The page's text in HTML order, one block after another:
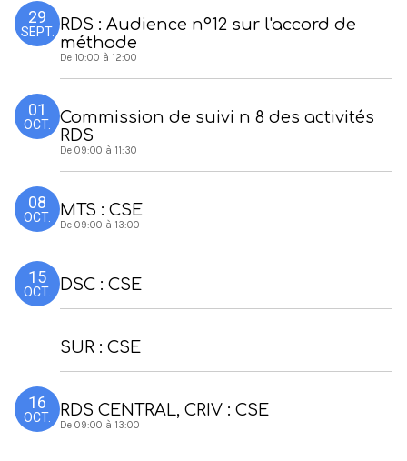
29
SEPT. RDS : Audience n°12 sur l'accord de
méthode
De 10:00 à 12:00
01
OCT.
Commission de suivi n 8 des activités
RDS
De 09:00 à 11:30
08
OCT. MTS : CSE
De 09:00 à 13:00
15
OCT. DSC : CSE
SUR : CSE
16
OCT. RDS CENTRAL, CRIV : CSE
De 09:00 à 13:00